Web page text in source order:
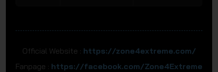
Official Website : https://zone4extreme.com/
Fanpage : https://facebook.com/Zone4Extreme